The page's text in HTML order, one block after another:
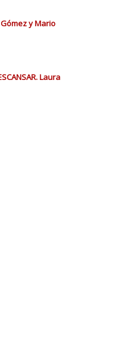
y Mario
Laura